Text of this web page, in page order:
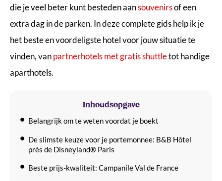
die je veel beter kunt besteden aansouvenirsof een
extra dag in de parken. In deze complete gids help ik je
het beste en voordeligste hotel voor jouw situatie te
vinden, vanpartnerhotels met gratis shuttletot handige
aparthotels.
Inhoudsopgave
Belangrijk om te weten voordat je boekt
De slimste keuze voor je portemonnee: B&B Hôtel
près de Disneyland® Paris
Beste prijs-kwaliteit: Campanile Val de France